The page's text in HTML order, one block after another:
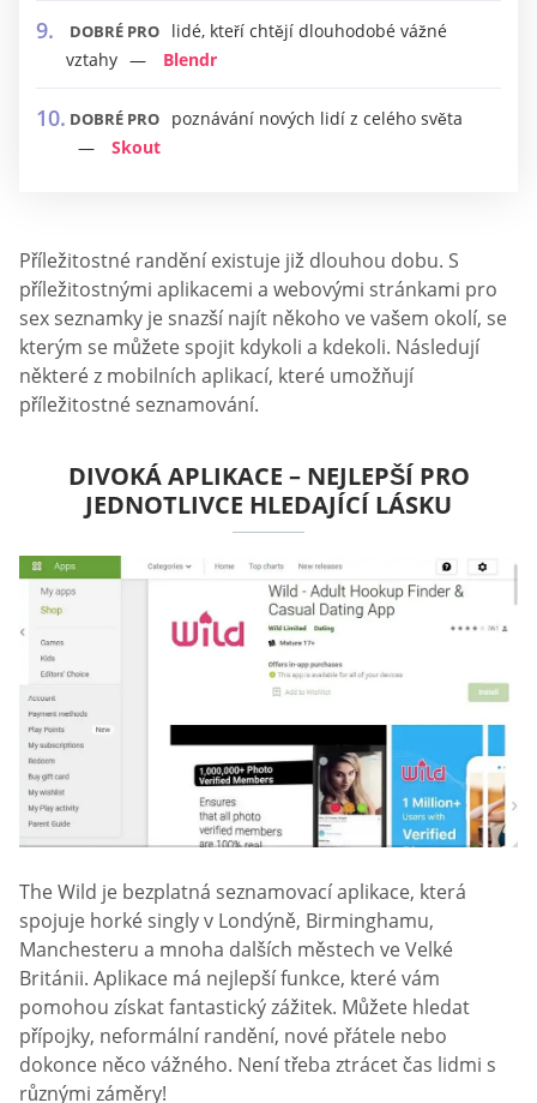
DOBRÉ PRO
lidé, kteří chtějí dlouhodobé vážné
vztahy
Blendr
DOBRÉ PRO
poznávání nových lidí z celého světa
Skout
Příležitostné randění existuje již dlouhou dobu. S
příležitostnými aplikacemi a webovými stránkami pro
sex seznamky je snazší najít někoho ve vašem okolí, se
kterým se můžete spojit kdykoli a kdekoli. Následují
některé z mobilních aplikací, které umožňují
příležitostné seznamování.
DIVOKÁ APLIKACE – NEJLEPŠÍ PRO
JEDNOTLIVCE HLEDAJÍCÍ LÁSKU
The Wild je bezplatná seznamovací aplikace, která
spojuje horké singly v Londýně, Birminghamu,
Manchesteru a mnoha dalších městech ve Velké
Británii. Aplikace má nejlepší funkce, které vám
pomohou získat fantastický zážitek. Můžete hledat
přípojky, neformální randění, nové přátele nebo
dokonce něco vážného. Není třeba ztrácet čas lidmi s
různými záměry!